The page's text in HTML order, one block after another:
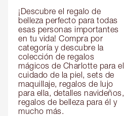
¡Descubre el regalo de
belleza perfecto para todas
esas personas importantes
en tu vida! Compra por
categoría y descubre la
colección de regalos
mágicos de Charlotte para el
cuidado de la piel, sets de
maquillaje, regalos de lujo
para ella, detalles navideños,
regalos de belleza para él y
mucho más.